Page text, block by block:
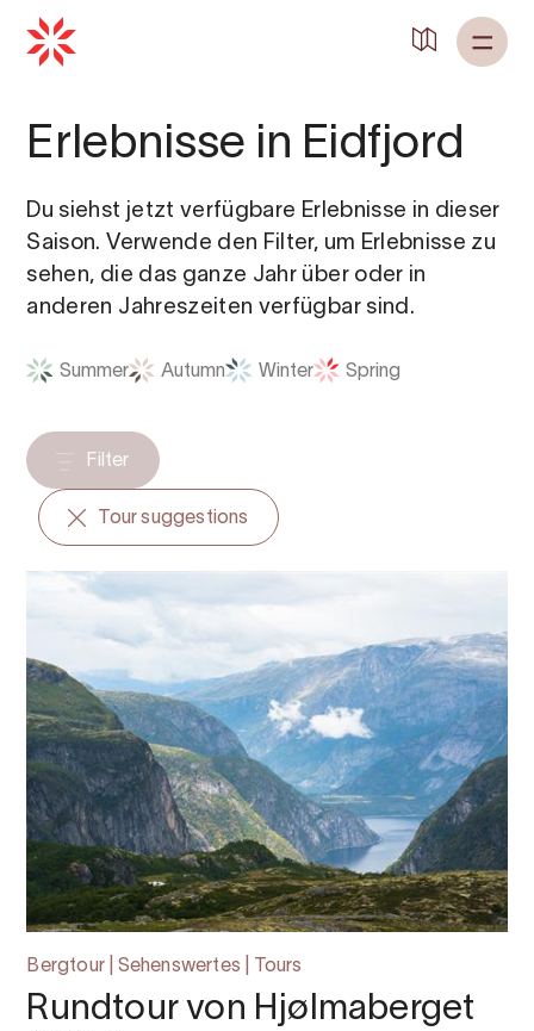
Erlebnisse in Eidfjord
Du siehst jetzt verfügbare Erlebnisse in dieser
Saison. Verwende den Filter, um Erlebnisse zu
sehen, die das ganze Jahr über oder in
anderen Jahreszeiten verfügbar sind.
Summer Autumn Winter Spring
Filter
Tour suggestions
Bergtour | Sehenswertes | Tours
Rundtour von Hjølmaberget